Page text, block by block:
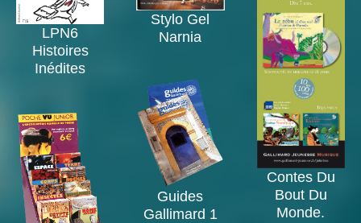
Stylo Gel
Narnia
Contes Du
Bout Du
Monde.
LPN6
Histoires
Inédites
Guides
Gallimard 1